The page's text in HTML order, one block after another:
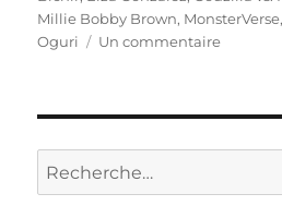
Millie Bobby Brown, MonsterVerse,
Oguri
Un commentairesur
Godzilla
Kong,
Recherche
pour :